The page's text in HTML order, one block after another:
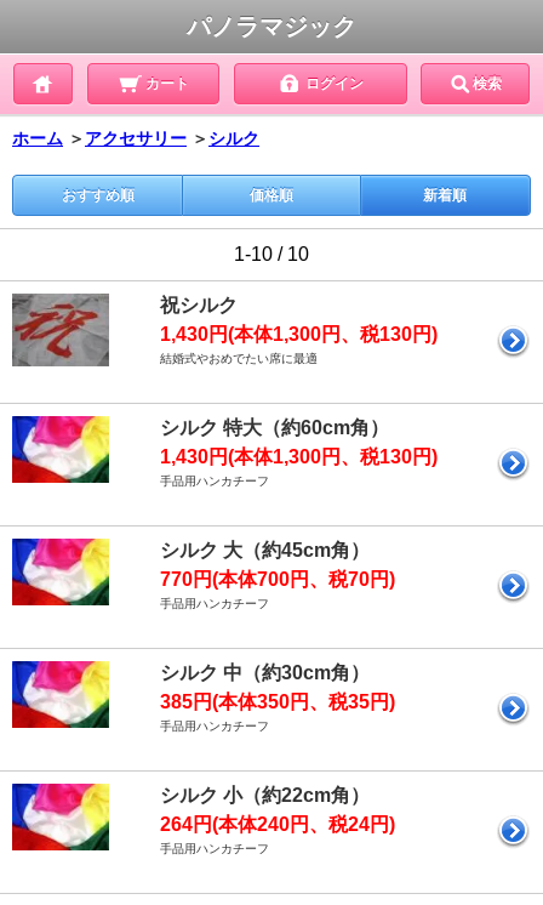
パノラマジック
カート ログイン 検索
ホーム ＞ アクセサリー ＞ シルク
おすすめ順 価格順 新着順
1-10 / 10
祝シルク
1,430円(本体1,300円、税130円)
結婚式やおめでたい席に最適
シルク 特大（約60cm角）
1,430円(本体1,300円、税130円)
手品用ハンカチーフ
シルク 大（約45cm角）
770円(本体700円、税70円)
手品用ハンカチーフ
シルク 中（約30cm角）
385円(本体350円、税35円)
手品用ハンカチーフ
シルク 小（約22cm角）
264円(本体240円、税24円)
手品用ハンカチーフ